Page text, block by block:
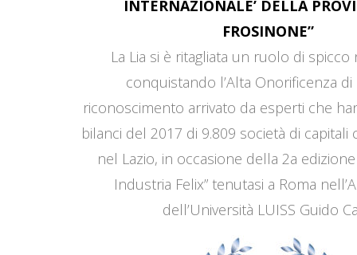
INTERNAZIONALE’ DELLA
FROSINONE”
La Lia si è ritagliata un ruolo di
conquistando l’Alta Onorificenza di
riconoscimento arrivato da esperti che
bilanci del 2017 di 9.809 società di capitali
nel Lazio, in occasione della 2a
Industria Felix” tenutasi a Roma
dell’Università LUISS Guido